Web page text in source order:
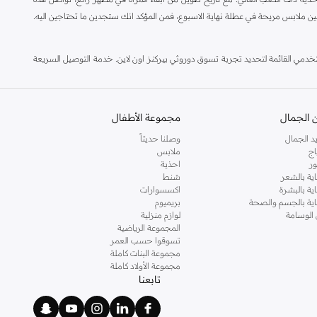
ملابس مريحة في عطلة نهاية الاسبوع، فمن المؤكد انك ستجدين ما تحتاجين اليه.
القائمة لتحديد تجربة تسوق دوروثي بيركنز اون لاين. خدمة التوصيل السريعة
الجمال
الجمال
بالشعر
بالبشرة
بالجسم والصحة
الوسامة
مجموعة الأطفال
وصلنا حديثاً
ملابس
احذية
شنط
اكسسوارات
بريميوم
لوازم منزلية
المجموعة الرياضية
تسوقوا حسب العمر
مجموعة البنات كاملة
مجموعة الأولاد كاملة
تابعنا